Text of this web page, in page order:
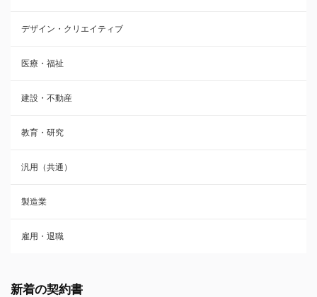
デザイン・クリエイティブ
医療・福祉
建設・不動産
教育・研究
汎用（共通）
製造業
雇用・退職
新着の契約書